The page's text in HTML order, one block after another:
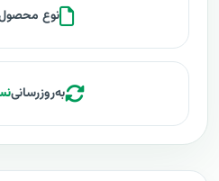
نوع
به‌روزرسانی